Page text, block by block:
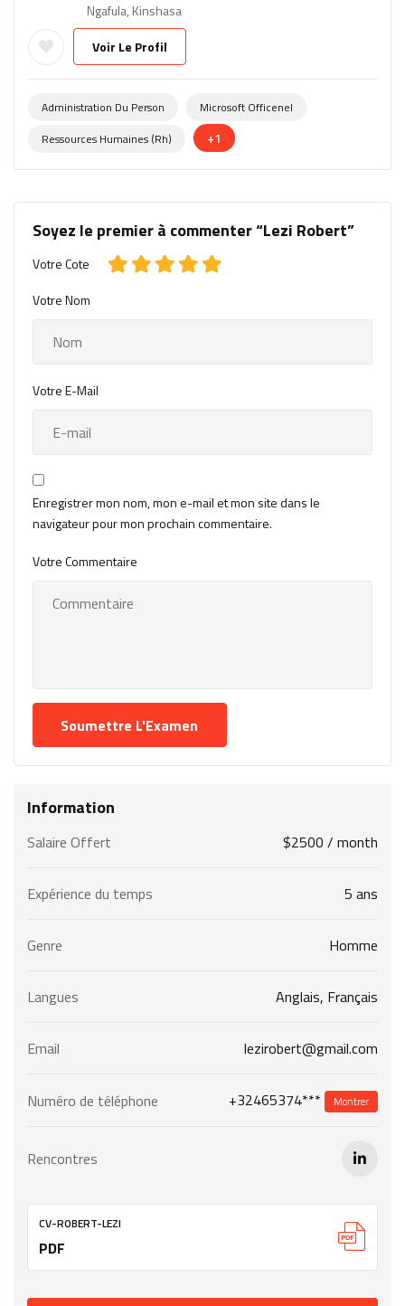
Ngafula, Kinshasa
Voir Le Profil
Administration Du Person
Microsoft Officenel
Ressources Humaines (rh)
+1
Soyez le premier à commenter “Lezi Robert”
Votre Cote
Votre Nom
Votre E-Mail
Enregistrer mon nom, mon e-mail et mon site dans le
navigateur pour mon prochain commentaire.
Votre Commentaire
Information
Salaire Offert $2500 / month
Expérience du temps 5 ans
Genre Homme
Langues Anglais, Français
Email lezirobert@gmail.com
Numéro de téléphone +32465374*** Montrer
Rencontres
CV-ROBERT-LEZI
PDF